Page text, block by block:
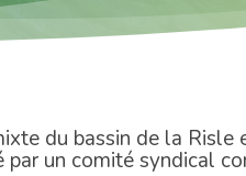
du bassin de la Risle
par un comité syndical